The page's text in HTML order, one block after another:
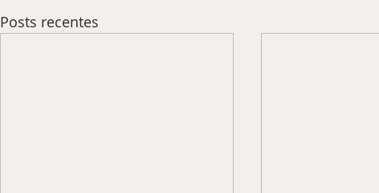
Posts recentes